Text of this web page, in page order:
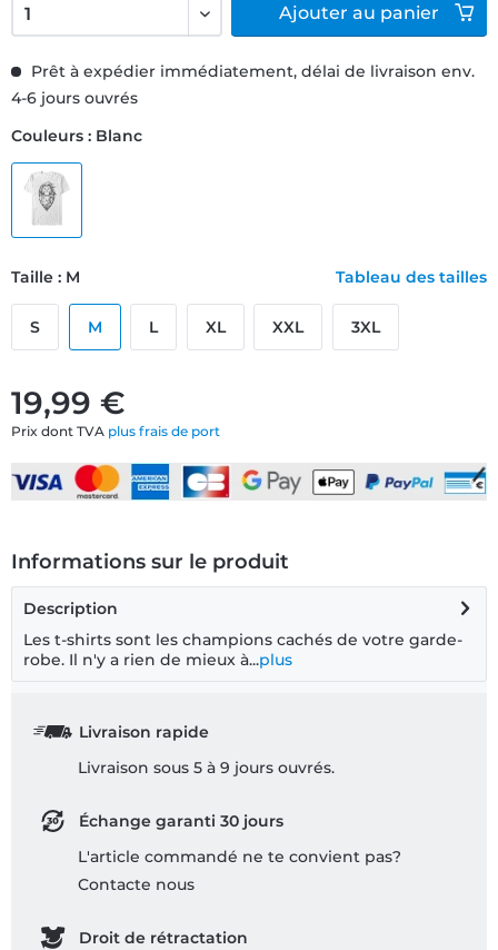
19,99 €
Prix dont TVA plus frais de port
Prêt à expédier immédiatement, délai de livraison env.
4-6 jours ouvrés
Couleurs : Blanc
Taille : M Tableau des tailles
S M L XL XXL 3XL
Ajouter au panier
Informations sur le produit
Description
Les t-shirts sont les champions cachés de votre garde-
robe. Il n'y a rien de mieux à...plus
Livraison rapide
Livraison sous 5 à 9 jours ouvrés.
Échange garanti 30 jours
L'article commandé ne te convient pas?
Contacte nous
Droit de rétractation